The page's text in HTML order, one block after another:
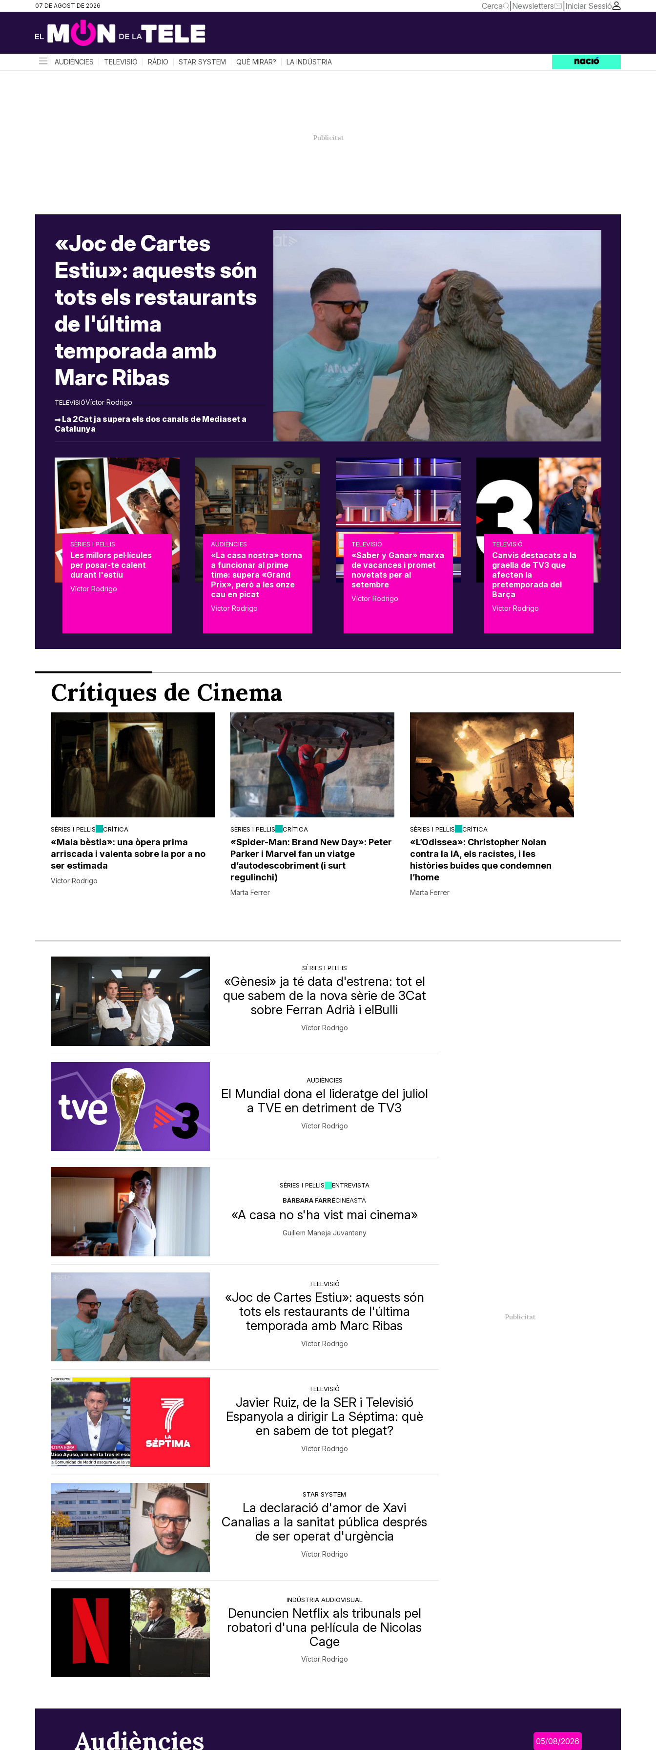
07 DE AGOST DE 2026 Cerca Newsletters Iniciar Sessió
AUDIÈNCIES TELEVISIÓ RÀDIO STAR SYSTEM QUÈ MIRAR? LA INDÚSTRIA
TELEVISIÓ
«Joc de Cartes
Estiu»: aquests són
tots els restaurants
de l'última
temporada amb
Marc Ribas
Víctor Rodrigo
La 2Cat ja supera els dos canals de Mediaset a
Catalunya
SÈRIES I PEL·LIS
Les millors pel·lícules
per posar-te calent
durant l'estiu
Víctor Rodrigo
AUDIÈNCIES
«La casa nostra» torna
a funcionar al prime
time: supera «Grand
Prix», però a les onze
cau en picat
Víctor Rodrigo
TELEVISIÓ
«Saber y Ganar» marxa
de vacances i promet
novetats per al
setembre
Víctor Rodrigo
TELEVISIÓ
Canvis destacats a la
graella de TV3 que
afecten la
pretemporada del
Barça
Víctor Rodrigo
Crítiques de Cinema
SÈRIES I PEL·LIS CRÍTICA
«Mala bèstia»: una òpera prima
arriscada i valenta sobre la por a no
ser estimada
Víctor Rodrigo
SÈRIES I PEL·LIS CRÍTICA
«Spider-Man: Brand New Day»: Peter
Parker i Marvel fan un viatge
d’autodescobriment (i surt
regulinchi)
Marta Ferrer
SÈRIES I PEL·LIS CRÍTICA
«L’Odissea»: Christopher Nolan
contra la IA, els racistes, i les
històries buides que condemnen
l’home
Marta Ferrer
SÈRIES I PEL·LIS
«Gènesi» ja té data d'estrena: tot el
que sabem de la nova sèrie de 3Cat
sobre Ferran Adrià i elBulli
Víctor Rodrigo
AUDIÈNCIES
El Mundial dona el lideratge del juliol
a TVE en detriment de TV3
Víctor Rodrigo
SÈRIES I PEL·LIS
ENTREVISTA
BÀRBARA FARRÉCINEASTA
«A casa no s'ha vist mai cinema»
Guillem Maneja Juvanteny
TELEVISIÓ
«Joc de Cartes Estiu»: aquests són
tots els restaurants de l'última
temporada amb Marc Ribas
Víctor Rodrigo
TELEVISIÓ
Javier Ruiz, de la SER i Televisió
Espanyola a dirigir La Séptima: què
en sabem de tot plegat?
Víctor Rodrigo
STAR SYSTEM
La declaració d'amor de Xavi
Canalias a la sanitat pública després
de ser operat d'urgència
Víctor Rodrigo
INDÚSTRIA AUDIOVISUAL
Denuncien Netflix als tribunals pel
robatori d'una pel·lícula de Nicolas
Cage
Víctor Rodrigo
Audiències 05/08/2026